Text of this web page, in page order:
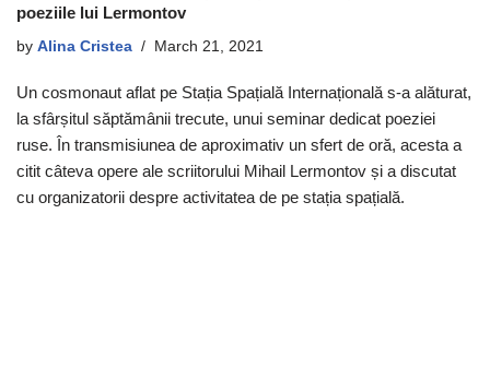
poeziile lui Lermontov
by Alina Cristea March 21, 2021
Un cosmonaut aflat pe Stația Spațială Internațională s-a alăturat,
la sfârșitul săptămânii trecute, unui seminar dedicat poeziei
ruse. În transmisiunea de aproximativ un sfert de oră, acesta a
citit câteva opere ale scriitorului Mihail Lermontov și a discutat
cu organizatorii despre activitatea de pe stația spațială.